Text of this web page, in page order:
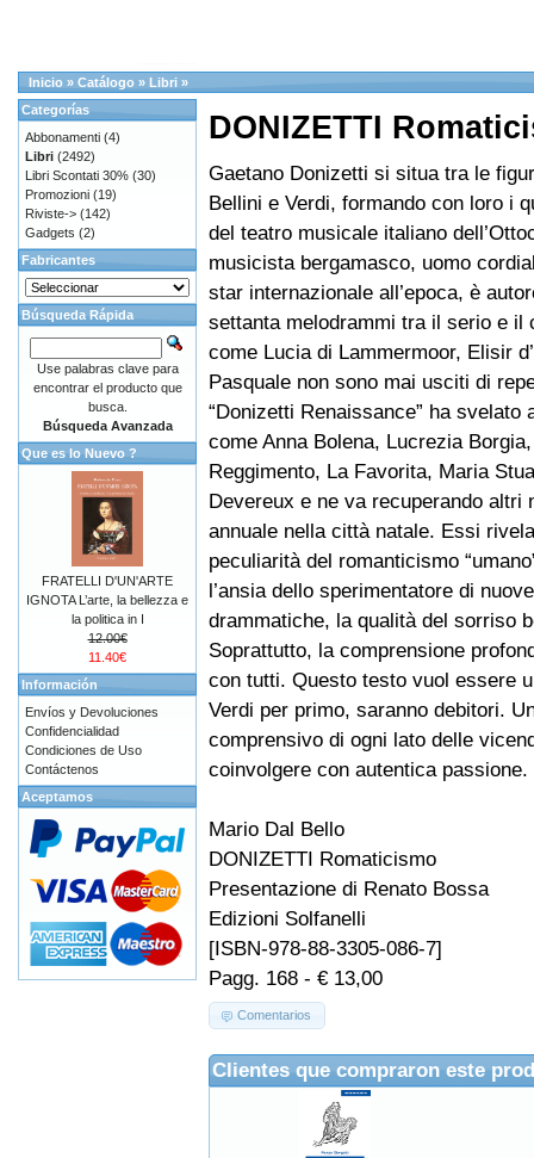
Inicio » Catálogo » Libri »
DONIZETTI
Gaetano Donizetti si situa tra le
Bellini e Verdi, formando con loro i
del teatro musicale italiano
musicista bergamasco, uomo
star internazionale all’epoca, è
settanta melodrammi tra il serio e il
come Lucia di Lammermoor, Elisir
Pasquale non sono mai usciti di
“Donizetti Renaissance” ha svelato
come Anna Bolena, Lucrezia
Reggimento, La Favorita, Maria
Devereux e ne va recuperando altri
annuale nella città natale. Essi
peculiarità del romanticismo
l’ansia dello sperimentatore di
drammatiche, la qualità del sorriso
Soprattutto, la comprensione
con tutti. Questo testo vuol essere
Verdi per primo, saranno debitori.
comprensivo di ogni lato delle
coinvolgere con autentica passione.
Mario Dal Bello
DONIZETTI Romaticismo
Presentazione di Renato Bossa
Edizioni Solfanelli
[ISBN-978-88-3305-086-7]
Pagg. 168 - € 13,00
Comentarios
Clientes que compraron este
Categorías
Abbonamenti (4)
Libri (2492)
Libri Scontati 30% (30)
Promozioni (19)
Riviste-> (142)
Gadgets (2)
Fabricantes
Búsqueda Rápida
Use palabras clave para
encontrar el producto que
busca.
Búsqueda Avanzada
Que es lo Nuevo ?
FRATELLI D'UN'ARTE
IGNOTA L’arte, la bellezza e
la politica in I
12.00€
11.40€
Información
Envíos y Devoluciones
Confidencialidad
Condiciones de Uso
Contáctenos
Aceptamos